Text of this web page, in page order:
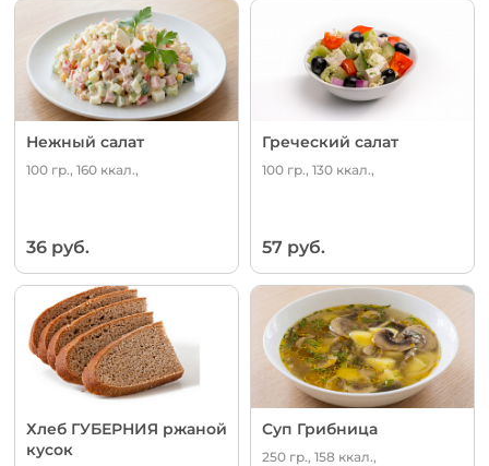
Нежный салат
100 гр., 160 ккал.,
36 руб.
Греческий салат
100 гр., 130 ккал.,
57 руб.
Хлеб ГУБЕРНИЯ ржаной
кусок
Суп Грибница
250 гр., 158 ккал.,